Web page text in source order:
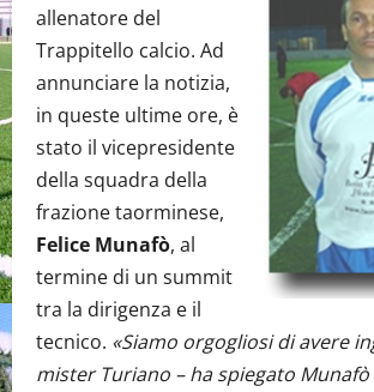
allenatore del
Trappitello calcio. Ad
annunciare la notizia,
in queste ultime ore, è
stato il vicepresidente
della squadra della
frazione taorminese,
Felice Munafò, al
termine di un summit
tra la dirigenza e il
tecnico. «Siamo orgogliosi di avere
mister Turiano – ha spiegato